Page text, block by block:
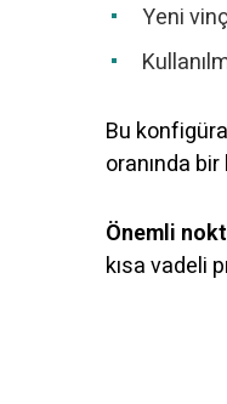
Yeni
Bu
oranında
Önemli
kısa vadeli